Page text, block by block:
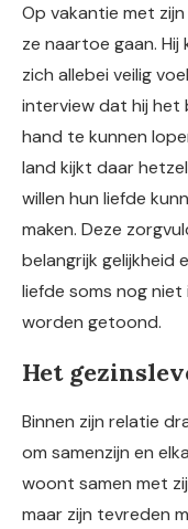
Op vakantie met
ze naartoe gaan.
zich allebei veilig
interview dat hij het
hand te kunnen
land kijkt daar
willen hun liefde
maken. Deze
belangrijk gelijkheid
liefde soms nog niet
worden getoond.
Het
Binnen zijn relatie
om samenzijn en
woont samen met
maar zijn tevreden